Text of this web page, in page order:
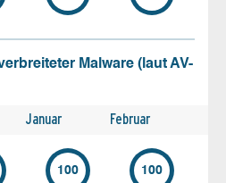
Malware (laut AV-
Januar Februar
100 100